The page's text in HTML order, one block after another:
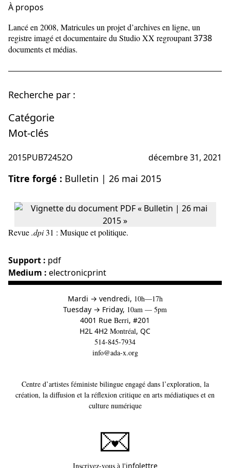
À propos
Lancé en 2008, Matricules un projet d’archives en ligne, un
registre imagé et documentaire du Studio XX regroupant3738
documents et médias.
Recherche par :
Catégorie
Mot-clés
2015PUB72452O décembre 31, 2021
Titre forgé : Bulletin | 26 mai 2015
Revue.dpi31 : Musique et politique.
Support : pdf
Medium : electronicprint
Mardi →àvendredi, 10h—17h
Tuesday → to
Friday, 10am — 5pm
4001 Rue Berri, #201
H2L 4H2 Montréal, QC
514-845-7934
info@ada-x.org
Centre d’artistes féministe bilingue engagé dans l’exploration, la
création, la diffusion et la réflexion critique en arts médiatiques et en
culture numérique
Inscrivez-vous à l'infolettreCe lien s'ouvrira dans